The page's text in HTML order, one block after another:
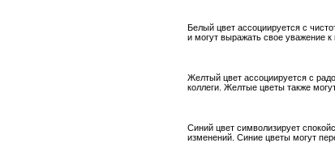
Белый цвет ассоциируется с
и могут выражать свое уважение к
Желтый цвет ассоциируется с
коллеги. Желтые цветы также
Синий цвет символизирует
изменений. Синие цветы могут